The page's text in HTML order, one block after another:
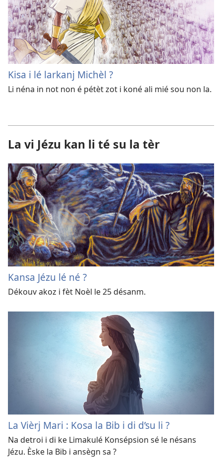
Kisa i lé larkanj Michèl ?
Li néna in not non é pétèt zot i koné ali mié sou non la.
La vi Jézu kan li té su la tèr
Kansa Jézu lé né ?
Dékouv akoz i fèt Noèl le 25 désanm.
La Vièrj Mari : Kosa la Bib i di d’su li ?
Na detroi i di ke Limakulé Konsépsion sé le nésans
Jézu. Èske la Bib i ansègn sa ?